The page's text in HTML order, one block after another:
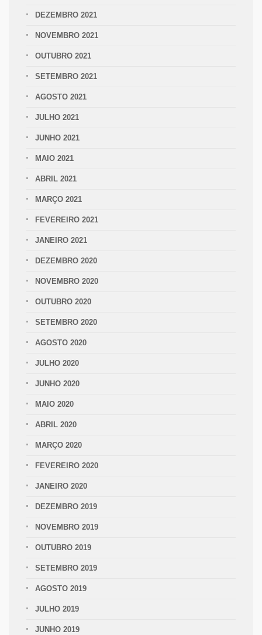
DEZEMBRO 2021
NOVEMBRO 2021
OUTUBRO 2021
SETEMBRO 2021
AGOSTO 2021
JULHO 2021
JUNHO 2021
MAIO 2021
ABRIL 2021
MARÇO 2021
FEVEREIRO 2021
JANEIRO 2021
DEZEMBRO 2020
NOVEMBRO 2020
OUTUBRO 2020
SETEMBRO 2020
AGOSTO 2020
JULHO 2020
JUNHO 2020
MAIO 2020
ABRIL 2020
MARÇO 2020
FEVEREIRO 2020
JANEIRO 2020
DEZEMBRO 2019
NOVEMBRO 2019
OUTUBRO 2019
SETEMBRO 2019
AGOSTO 2019
JULHO 2019
JUNHO 2019